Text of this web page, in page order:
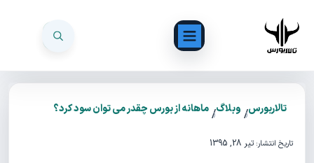
تالاربورس/ وبلاگ/ماهانه از بورس چقدر می توان سود کرد؟
تاریخ انتشار:تیر 28, 1395